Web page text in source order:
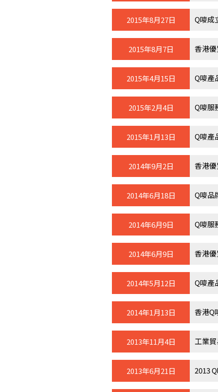
2015年8月27日 Q嘜成
2015年8月7日 香港
2015年4月15日 Q嘜產
2015年2月4日 Q嘜服
2015年1月13日 Q嘜產
2014年9月2日 香港
2014年6月18日 Q嘜品
2014年6月9日 Q嘜服
2014年6月9日 香港
2014年5月12日 Q嘜產
2014年1月13日 香港Q
2013年11月4日 工業
2013年6月21日 2013